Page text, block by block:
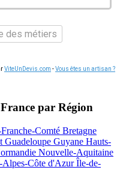
des métiers
ViteUnDevis.com -Vous êtes un artisan ?
par Région
Comté Bretagne
Guadeloupe Guyane Hauts-
Nouvelle-Aquitaine
Alpes-Côte d'AzurÎle-de-